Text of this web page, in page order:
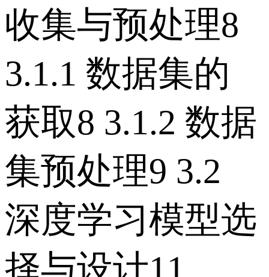
收集与预处理8
3.1.1 数据集的
获取8 3.1.2 数据
集预处理9 3.2
深度学习模型选
择与设计11